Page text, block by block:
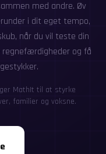
med andre. Øv
i dit eget tempo,
når du vil teste din
og få
MathIt til at styrke
familier og voksne.